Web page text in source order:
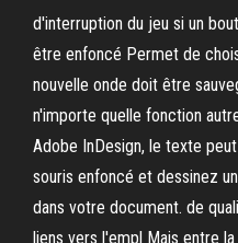
d'interruption du jeu si un
être enfoncé Permet de
nouvelle onde doit être
n'importe quelle fonction
Adobe InDesign, le texte
souris enfoncé et dessinez
dans votre document. de
liens vers l'empl Mais entre